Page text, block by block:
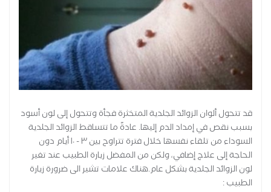
قد تتحول ألوان الزوائد الجلدية المتخثرة فجأة وتتحول إلى لون أسود
بسبب نقص في إمداد الدم إليها. عادةً ما تتساقط الزوائد الجلدية
السوداء من تلقاء نفسها خلال فترة تتراوح بين ٣ - ١٠ أيام دون
الحاجة إلى علاج إضافي، ولكن من المفضل زيارة الطبيب عند تغير
لون الزوائد الجلدية بشكل عام.هناك علامات تشير الى ضرورة زيارة
الطبيب :